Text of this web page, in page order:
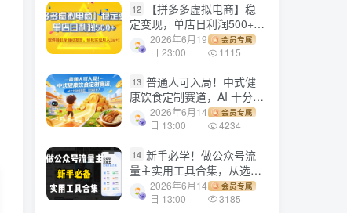
12
【拼多多虚拟电商】稳
定变现，单店日利润500+，
软件挂机全自动发货，轻松
实现月入1w+！
2026年6月19
日 23:00
会员专属
1115
13 普通人可入局！中式健
康饮食定制赛道，AI 十分钟
做爆款，变现超给力
2026年6月14
日 13:00
会员专属
4234
14 新手必学！做公众号流
量主实用工具合集，从选题
到变现，一篇搞定（新手必
备）
2026年6月14
日 13:00
会员专属
3185